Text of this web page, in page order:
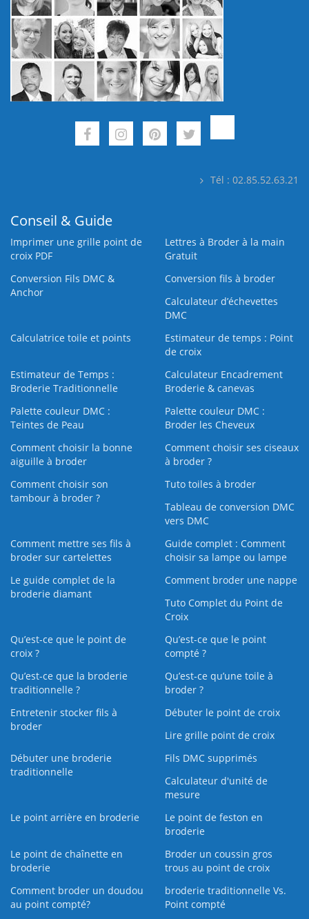
Tél : 02.85.52.63.21
Conseil & Guide
Imprimer une grille point de
croix PDF
Lettres à Broder à la main
Gratuit
Conversion Fils DMC &
Anchor
Conversion fils à broder
Calculateur d’échevettes
DMC
Calculatrice toile et points
Estimateur de temps : Point
de croix
Estimateur de Temps :
Broderie Traditionnelle
Calculateur Encadrement
Broderie & canevas
Palette couleur DMC :
Teintes de Peau
Palette couleur DMC :
Broder les Cheveux
Comment choisir la bonne
aiguille à broder
Comment choisir ses ciseaux
à broder ?
Comment choisir son
tambour à broder ?
Tuto toiles à broder
Tableau de conversion DMC
vers DMC
Comment mettre ses fils à
broder sur cartelettes
Guide complet : Comment
choisir sa lampe ou lampe
Le guide complet de la
broderie diamant
Comment broder une nappe
Tuto Complet du Point de
Croix
Qu’est-ce que le point de
croix ?
Qu’est-ce que le point
compté ?
Qu’est-ce que la broderie
traditionnelle ?
Qu’est‑ce qu’une toile à
broder ?
Entretenir stocker fils à
broder
Débuter le point de croix
Lire grille point de croix
Débuter une broderie
traditionnelle
Fils DMC supprimés
Calculateur d'unité de
mesure
Le point arrière en broderie
Le point de feston en
broderie
Le point de chaînette en
broderie
Broder un coussin gros
trous au point de croix
Comment broder un doudou
au point compté?
broderie traditionnelle Vs.
Point compté